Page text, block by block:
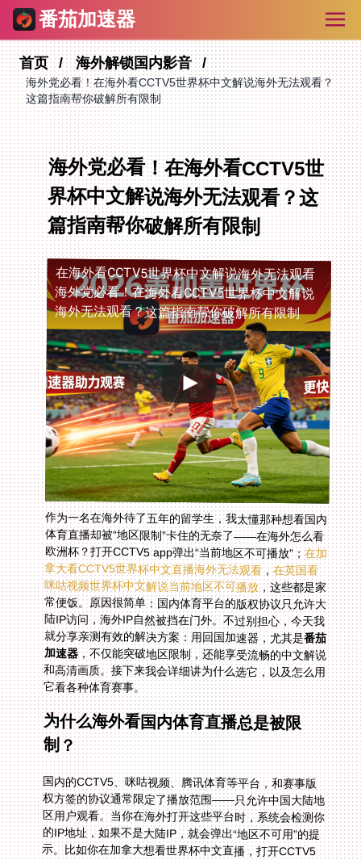
番茄加速器
首页 海外解锁国内影音
海外党必看！在海外看CCTV5世界杯中文解说海外无法观看？
这篇指南帮你破解所有限制
海外党必看！在海外看CCTV5世
界杯中文解说海外无法观看？这
篇指南帮你破解所有限制
在海外看CCTV5世界杯中文解说海外无法观看
海外党必看！在海外看CCTV5世界杯中文解说
海外无法观看？这篇指南帮你破解所有限制
作为一名在海外待了五年的留学生，我太懂那种想看国内
体育直播却被“地区限制”卡住的无奈了——在海外怎么看
欧洲杯？打开CCTV5 app弹出“当前地区不可播放”；在加
拿大看CCTV5世界杯中文直播海外无法观看，在英国看
咪咕视频世界杯中文解说当前地区不可播放，这些都是家
常便饭。原因很简单：国内体育平台的版权协议只允许大
陆IP访问，海外IP自然被挡在门外。不过别担心，今天我
就分享亲测有效的解决方案：用回国加速器，尤其是番茄
加速器，不仅能突破地区限制，还能享受流畅的中文解说
和高清画质。接下来我会详细讲为什么选它，以及怎么用
它看各种体育赛事。
为什么海外看国内体育直播总是被限
制？
国内的CCTV5、咪咕视频、腾讯体育等平台，和赛事版
权方签的协议通常限定了播放范围——只允许中国大陆地
区用户观看。当你在海外打开这些平台时，系统会检测你
的IP地址，如果不是大陆IP，就会弹出“地区不可用”的提
示。比如你在加拿大想看世界杯中文直播，打开CCTV5
app就会显示“海外无法观看”；在英国打开咪咕视频看世
界杯解说，也会遇到“当前地区不可播放”的问题。这不是
平台故意针对你，而是版权规则的限制。要解决这个问
题，最直接的方法就是把你的IP地址伪装成大陆IP，这就